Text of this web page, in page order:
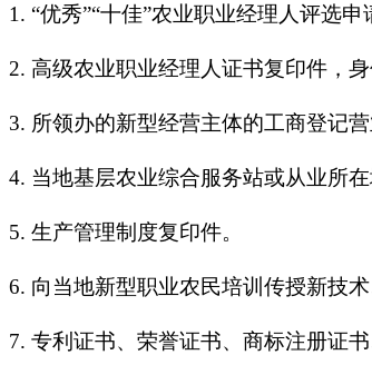
1. “优秀”“十佳”农业职业经理人评选申
2. 高级农业职业经理人证书复印件，身
3. 所领办的新型经营主体的工商登记营
4. 当地基层农业综合服务站或从业所
5. 生产管理制度复印件。
6. 向当地新型职业农民培训传授新技
7. 专利证书、荣誉证书、商标注册证